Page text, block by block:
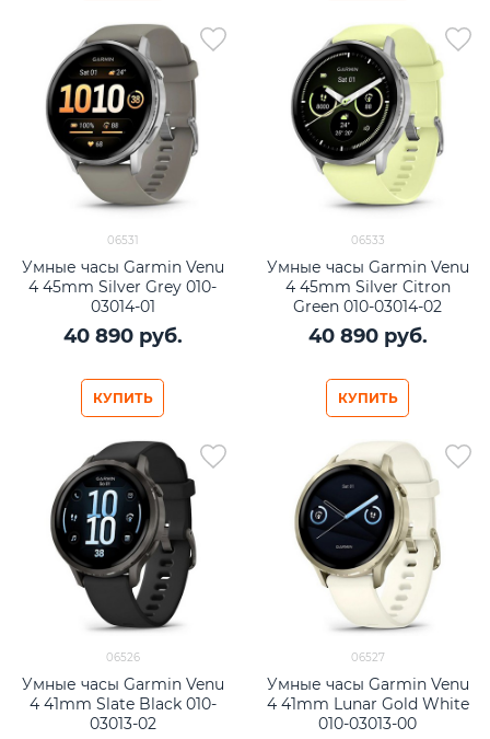
06531
Умные часы Garmin Venu
4 45mm Silver Grey 010-
03014-01
40 890 руб.
КУПИТЬ
06533
Умные часы Garmin Venu
4 45mm Silver Citron
Green 010-03014-02
40 890 руб.
КУПИТЬ
06526
Умные часы Garmin Venu
4 41mm Slate Black 010-
03013-02
06527
Умные часы Garmin Venu
4 41mm Lunar Gold White
010-03013-00